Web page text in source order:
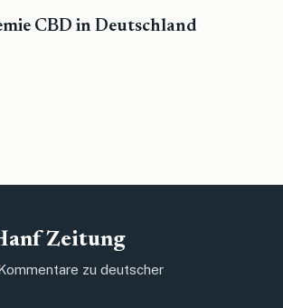
CBD in Deutschland
Zeitung
zu deutscher